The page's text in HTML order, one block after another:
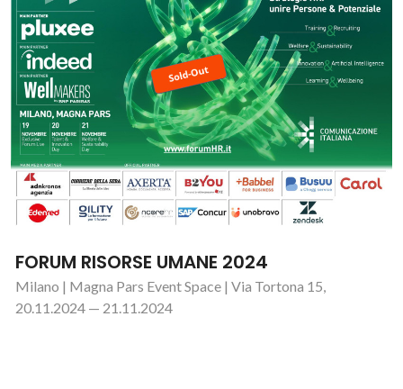
FORUM RISORSE UMANE 2024
Milano | Magna Pars Event Space | Via Tortona 15,
20.11.2024 — 21.11.2024